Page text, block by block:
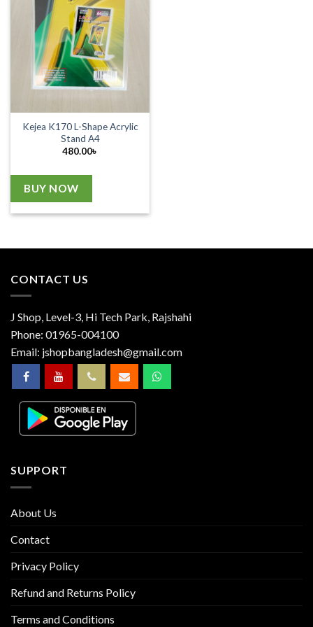
Kejea K170 L-Shape Acrylic
Stand A4
480.00৳
BUY NOW
CONTACT US
J Shop, Level-3, Hi Tech Park, Rajshahi
Phone: 01965-004100
Email: jshopbangladesh@gmail.com
SUPPORT
About Us
Contact
Privacy Policy
Refund and Returns Policy
Terms and Conditions